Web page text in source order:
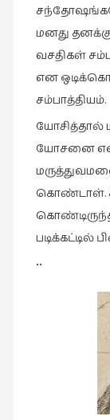
மனது
வசதிகள்
என
சம்பாத்தியம்.
யோசித்தால்
யோசனை என
கொண்டாள்.
••